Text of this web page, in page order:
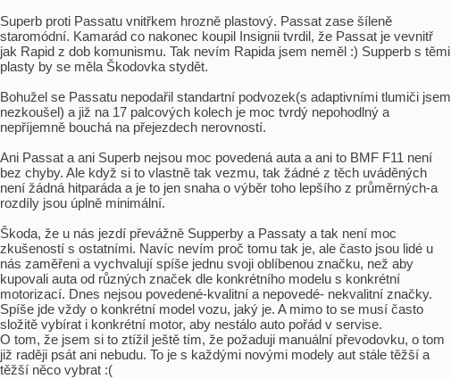
Superb proti Passatu vnitřkem hrozně plastový. Passat zase šíleně
staromódní. Kamarád co nakonec koupil Insignii tvrdil, že Passat je vevnitř
jak Rapid z dob komunismu. Tak nevím Rapida jsem neměl :) Supperb s těmi
plasty by se měla Škodovka stydět.
Bohužel se Passatu nepodařil standartní podvozek(s adaptivními tlumiči jsem
nezkoušel) a již na 17 palcových kolech je moc tvrdý nepohodlný a
nepříjemně bouchá na přejezdech nerovností.
Ani Passat a ani Superb nejsou moc povedená auta a ani to BMF F11 není
bez chyby. Ale když si to vlastně tak vezmu, tak žádné z těch uváděných
není žádná hitparáda a je to jen snaha o výběr toho lepšího z průměrných-a
rozdíly jsou úplně minimální.
Škoda, že u nás jezdí převážně Supperby a Passaty a tak není moc
zkušeností s ostatními. Navíc nevím proč tomu tak je, ale často jsou lidé u
nás zaměřeni a vychvalují spíše jednu svoji oblíbenou značku, než aby
kupovali auta od různých značek dle konkrétního modelu s konkrétní
motorizací. Dnes nejsou povedené-kvalitní a nepovedé- nekvalitní značky.
Spíše jde vždy o konkrétní model vozu, jaký je. A mimo to se musí často
složitě vybírat i konkrétní motor, aby nestálo auto pořád v servise.
O tom, že jsem si to ztížil ještě tím, že požaduji manuální převodovku, o tom
již raději psát ani nebudu. To je s každými novými modely aut stále těžší a
těžší něco vybrat :(